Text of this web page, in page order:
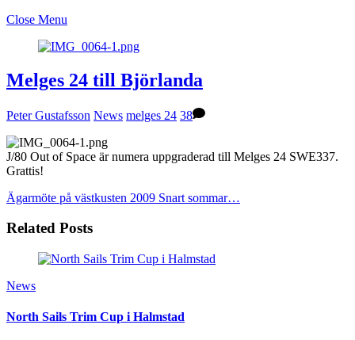
Close Menu
Melges 24 till Björlanda
Peter Gustafsson News melges 24 38
J/80 Out of Space är numera uppgraderad till Melges 24 SWE337.
Grattis!
Ägarmöte på västkusten 2009 Snart sommar…
Related Posts
News
North Sails Trim Cup i Halmstad